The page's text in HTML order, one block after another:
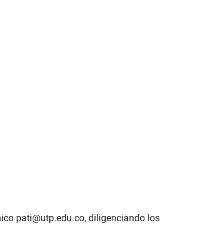
pati@utp.edu.co, diligenciando los